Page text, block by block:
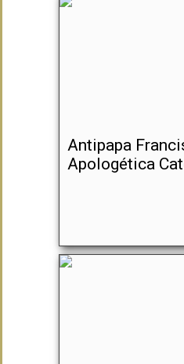
Antipapa
Apologética